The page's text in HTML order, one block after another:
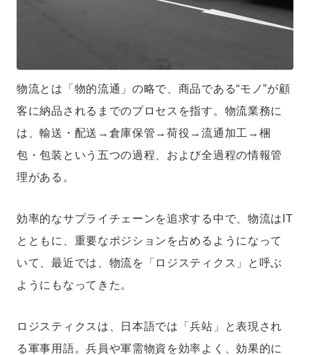
物流とは「物的流通」の略で、商品である“モノ”が顧
客に納品されるまでのプロセスを指す。物流業務に
は、輸送・配送→倉庫保管→荷役→流通加工→梱
包・包装という五つの過程、および全過程の情報管
理がある。
効率的なサプライチェーンを追求する中で、物流はIT
とともに、重要なポジションを占めるようになって
いて、最近では、物流を「ロジスティクス」と呼ぶ
ようにもなってきた。
ロジスティクスは、日本語では「兵站」と表現され
る軍事用語。兵員や軍需物資を効率よく、効果的に